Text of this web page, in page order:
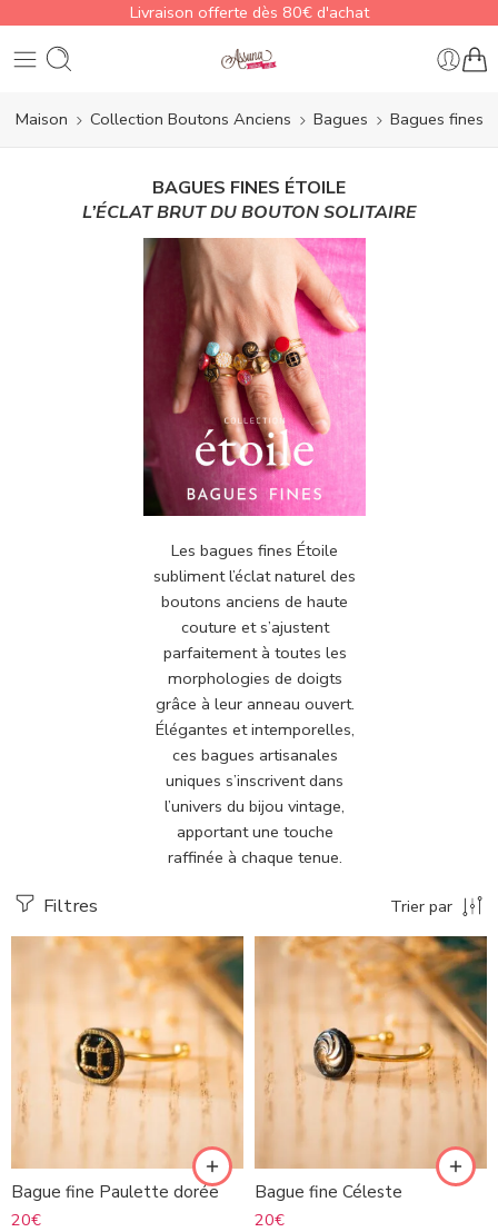
Livraison offerte dès 80€ d'achat
Maison Collection Boutons Anciens Bagues Bagues fines
BAGUES FINES ÉTOILE
L’ÉCLAT BRUT DU BOUTON SOLITAIRE
Les bagues fines Étoile
subliment l’éclat naturel des
boutons anciens de haute
couture et s’ajustent
parfaitement à toutes les
morphologies de doigts
grâce à leur anneau ouvert.
Élégantes et intemporelles,
ces bagues artisanales
uniques s’inscrivent dans
l’univers du bijou vintage,
apportant une touche
raffinée à chaque tenue.
Filtres Trier par
Bague fine Paulette dorée
20€
Bague fine Céleste
20€